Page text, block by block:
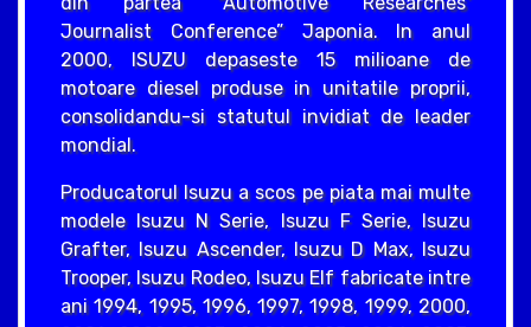
Journalist Conference” Japonia. In anul
2000, ISUZU depaseste 15 milioane de
motoare diesel produse in unitatile proprii,
consolidandu-si statutul invidiat de leader
mondial.
Producatorul Isuzu a scos pe piata mai multe
modele Isuzu N Serie, Isuzu F Serie, Isuzu
Grafter, Isuzu Ascender, Isuzu D Max, Isuzu
Trooper, Isuzu Rodeo, Isuzu Elf fabricate intre
ani 1994, 1995, 1996, 1997, 1998, 1999, 2000,